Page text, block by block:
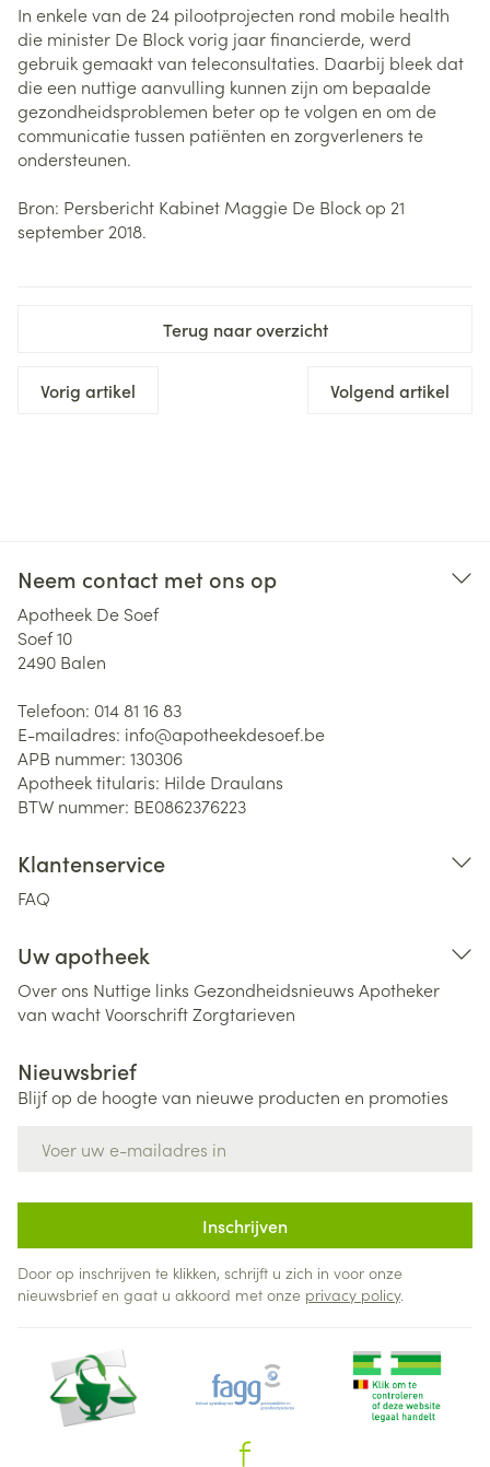
In enkele van de 24 pilootprojecten rond mobile health
die minister De Block vorig jaar financierde, werd
gebruik gemaakt van teleconsultaties. Daarbij bleek dat
die een nuttige aanvulling kunnen zijn om bepaalde
gezondheidsproblemen beter op te volgen en om de
communicatie tussen patiënten en zorgverleners te
ondersteunen.
Bron: Persbericht Kabinet Maggie De Block op 21
september 2018.
Terug naar overzicht
Vorig artikel Volgend artikel
Neem contact met ons op
Apotheek De Soef
Soef 10
2490 Balen
Telefoon: 014 81 16 83
E-mailadres: info@apotheekdesoef.be
APB nummer: 130306
Apotheek titularis: Hilde Draulans
BTW nummer: BE0862376223
Klantenservice
FAQ
Uw apotheek
Over ons Nuttige links Gezondheidsnieuws Apotheker
van wachtVoorschriftZorgtarieven
Nieuwsbrief
Blijf op de hoogte van nieuwe producten en promoties
Inschrijven
Door op inschrijven te klikken, schrijft u zich in voor onze
nieuwsbrief en gaat u akkoord met onze privacy policy.